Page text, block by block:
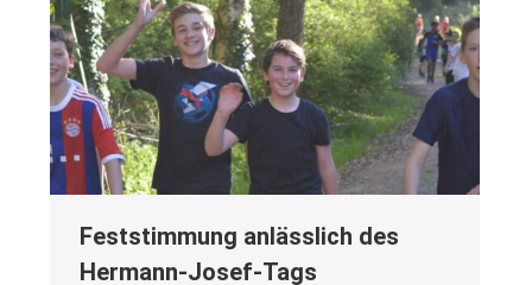
Fest­stim­mung anläss­lich des
Her­mann-Josef-Tags